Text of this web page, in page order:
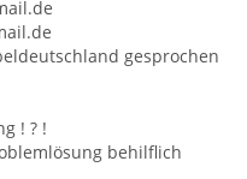
gesprochen
! ? !
behilflich